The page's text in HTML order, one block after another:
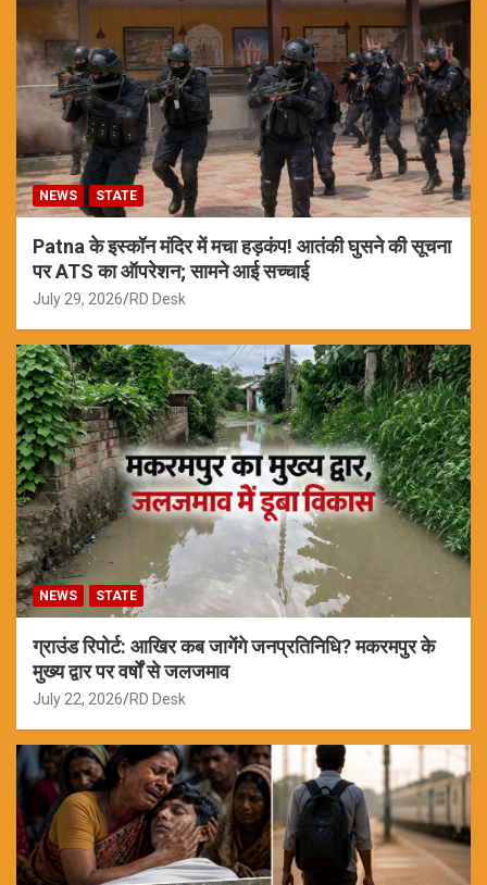
NEWS STATE
Patna के इस्कॉन मंदिर में मचा हड़कंप! आतंकी घुसने की सूचना
पर ATS का ऑपरेशन; सामने आई सच्चाई
July 29, 2026 RD Desk
NEWS STATE
ग्राउंड रिपोर्ट: आखिर कब जागेंगे जनप्रतिनिधि? मकरमपुर के
मुख्य द्वार पर वर्षों से जलजमाव
July 22, 2026 RD Desk